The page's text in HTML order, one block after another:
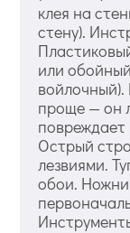
клея на
стену).
или
проще — он
Острый
лезвиями.
обои.